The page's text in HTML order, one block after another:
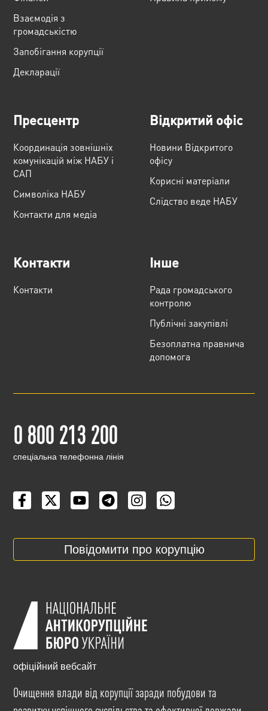
Взаємодія з
громадськістю
Запобігання корупції
Декларації
Пресцентр
Координація зовнішніх
комунікацій між НАБУ і
САП
Cимволіка НАБУ
Контакти для медіа
Відкритий офіс
Новини Відкритого
офісу
Корисні матеріали
Слідство веде НАБУ
Контакти
Контакти
Інше
Рада громадського
контролю
Публічні закупівлі
Безоплатна правнича
допомога
0 800 213 200
cпеціальна телефонна лінія
Повідомити про корупцію
офіційний вебсайт
Очищення влади від корупції заради побудови та